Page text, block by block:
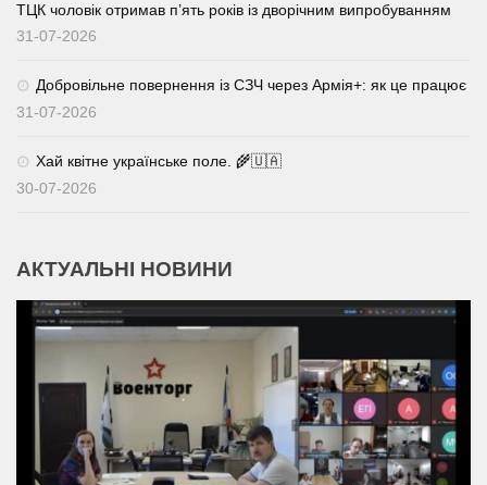
ТЦК чоловік отримав п’ять років із дворічним випробуванням
31-07-2026
Добровільне повернення із СЗЧ через Армія+: як це працює
31-07-2026
Хай квітне українське поле. 🌾🇺🇦
30-07-2026
АКТУАЛЬНІ НОВИНИ